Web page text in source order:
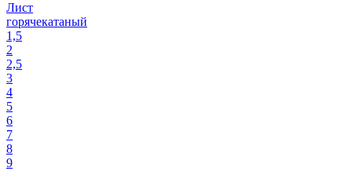
Лист
горячекатаный
1,5
2
2,5
3
4
5
6
7
8
9